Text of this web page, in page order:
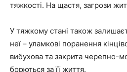
тяжкості. На щастя, загрози
У тяжкому стані також
неї – уламкові поранення
вибухова та закрита черепно-
борються за її життя.